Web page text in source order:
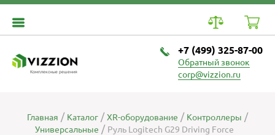
Комплексные решения
+7 (499) 325-87-00
Обратный звонок
corp@vizzion.ru
Главная Каталог XR-оборудование
Контроллеры
Универсальные
Руль Logitech G29 Driving Force